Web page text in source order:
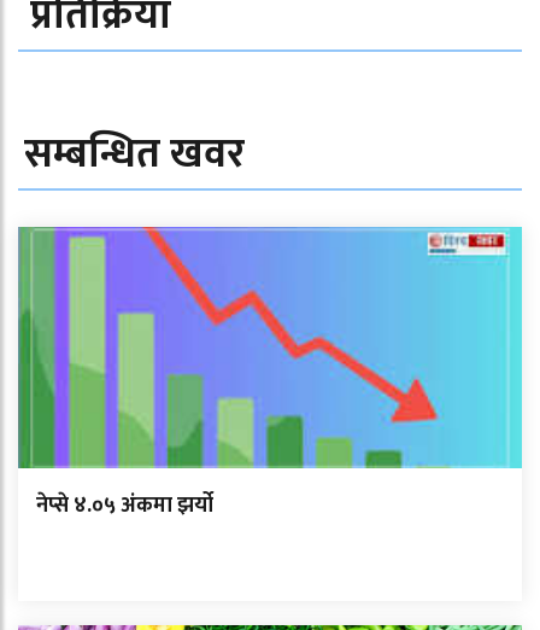
प्रतिक्रिया
सम्बन्धित खवर
नेप्से ४.०५ अंकमा झर्यो